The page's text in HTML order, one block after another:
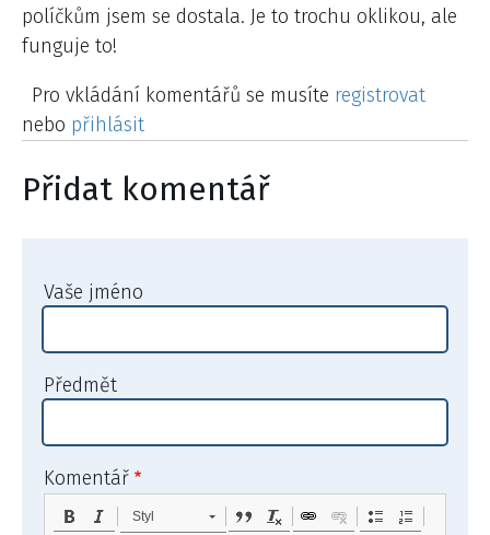
políčkům jsem se dostala. Je to trochu oklikou, ale
funguje to!
Pro vkládání komentářů se musíte registrovat
nebo přihlásit
Přidat komentář
Vaše jméno
Předmět
Komentář
Styl